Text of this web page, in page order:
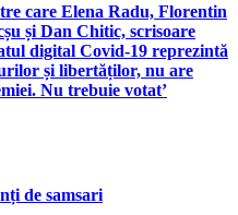
care Elena Radu, Florentin
și Dan Chitic, scrisoare
digital Covid-19 reprezintă
și libertăților, nu are
Nu trebuie votat’
de samsari